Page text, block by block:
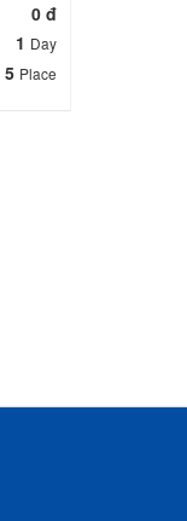
0 đ
1 Day
5 Place